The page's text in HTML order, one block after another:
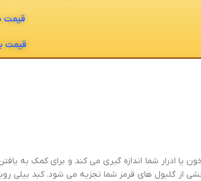
قیمت با حجم
قیمت با حجم
یا ادرار شما اندازه گیری می کند و برای کمک به
از گلبول های قرمز شما تجزیه می شود. کبد بیلی